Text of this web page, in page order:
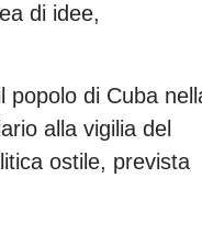
di idee,
popolo di Cuba
alla vigilia del
ostile, prevista